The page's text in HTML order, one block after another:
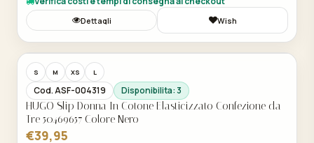
Dettagli Wish
Acquisto Veloce
S M XS L
Cod. ASF-004319 Disponibilita: 3
HUGO Slip Donna In Cotone Elasticizzato Confezione da
Tre 50469657 Colore Nero
€39,95